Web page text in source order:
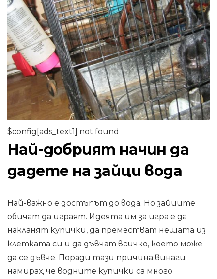
$config[ads_text1] not found
Най-добрият начин да
дадете на зайци вода
Най-важно е достъпът до вода. Но зайците
обичат да играят. Идеята им за игра е да
накланят купички, да преместват нещата из
клетката си и да дъвчат всичко, което може
да се дъвче. Поради тази причина винаги
намирах, че водните купички са много